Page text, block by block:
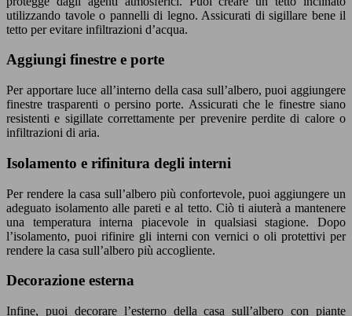
utilizzando tavole o pannelli di legno. Assicurati di sigillare bene il
tetto per evitare infiltrazioni d’acqua.
Aggiungi finestre e porte
Per apportare luce all’interno della casa sull’albero, puoi aggiungere
finestre trasparenti o persino porte. Assicurati che le finestre siano
resistenti e sigillate correttamente per prevenire perdite di calore o
infiltrazioni di aria.
Isolamento e rifinitura degli interni
Per rendere la casa sull’albero più confortevole, puoi aggiungere un
adeguato isolamento alle pareti e al tetto. Ciò ti aiuterà a mantenere
una temperatura interna piacevole in qualsiasi stagione. Dopo
l’isolamento, puoi rifinire gli interni con vernici o oli protettivi per
rendere la casa sull’albero più accogliente.
Decorazione esterna
Infine, puoi decorare l’esterno della casa sull’albero con piante